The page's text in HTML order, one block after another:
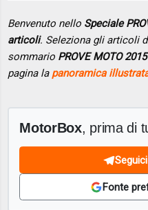
Benvenuto nello Speciale
articoli. Seleziona gli articoli
sommario PROVE MOTO
pagina la panoramica
MotorBox, prima di
Fonte